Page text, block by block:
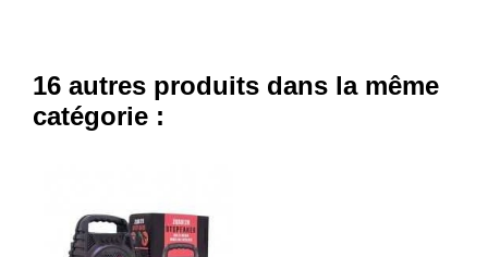
16 autres produits dans la même
catégorie :